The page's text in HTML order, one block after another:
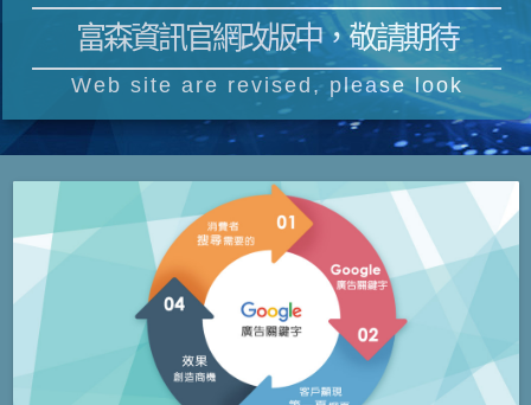
富森資訊官網改版中，敬請期待
Web site are revised, please look